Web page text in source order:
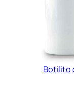
Botilito